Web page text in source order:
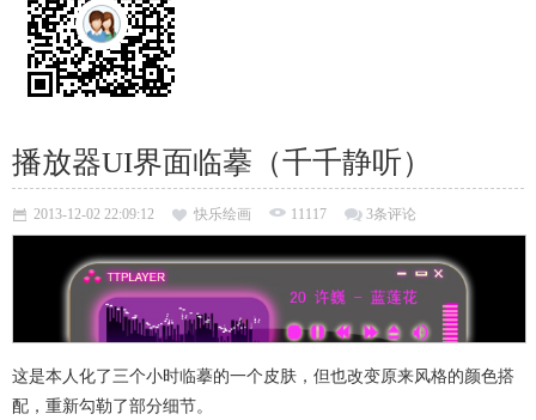
播放器UI界面临摹（千千静听）
2013-12-02 22:09:12 快乐绘画 11117 3条评论
这是本人化了三个小时临摹的一个皮肤，但也改变原来风格的颜色搭
配，重新勾勒了部分细节。